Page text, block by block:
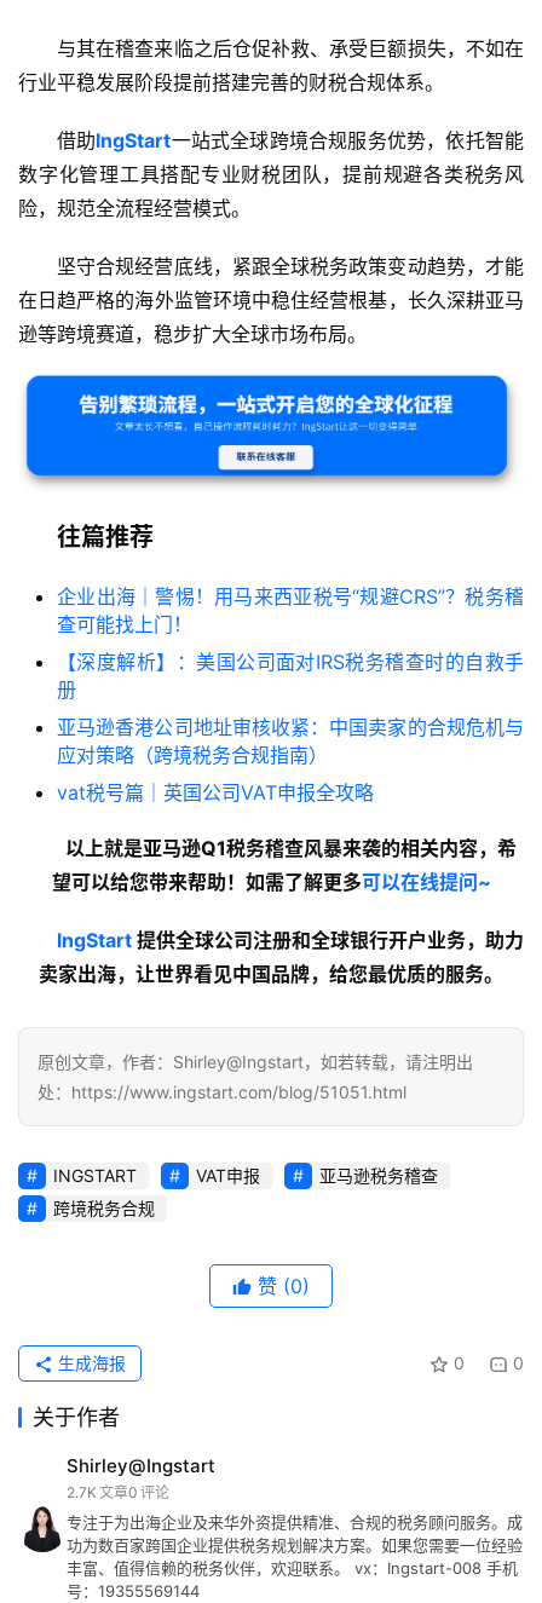
与其在稽查来临之后仓促补救、承受巨额损失，不如在
行业平稳发展阶段提前搭建完善的财税合规体系。
借助lngStart一站式全球跨境合规服务优势，依托智能
数字化管理工具搭配专业财税团队，提前规避各类税务风
险，规范全流程经营模式。
坚守合规经营底线，紧跟全球税务政策变动趋势，才能
在日趋严格的海外监管环境中稳住经营根基，长久深耕亚马
逊等跨境赛道，稳步扩大全球市场布局。
往篇推荐
企业出海｜警惕！用马来西亚税号“规避CRS”？税务稽
查可能找上门！
【深度解析】：美国公司面对IRS税务稽查时的自救手
册
亚马逊香港公司地址审核收紧：中国卖家的合规危机与
应对策略（跨境税务合规指南）
vat税号篇｜英国公司VAT申报全攻略
以上就是亚马逊Q1税务稽查风暴来袭的相关内容，希
望可以给您带来帮助！如需了解更多可以在线提问~
lngStart 提供全球公司注册和全球银行开户业务，助力
卖家出海，让世界看见中国品牌，给您最优质的服务。
原创文章，作者：Shirley@Ingstart，如若转载，请注明出
处：https://www.ingstart.com/blog/51051.html
INGSTART VAT申报
亚马逊税务稽查
跨境税务合规
赞 (0)
0 0
生成海报
关于作者
Shirley@Ingstart
2.7K 文章0 评论
专注于为出海企业及来华外资提供精准、合规的税务顾问服务。成
功为数百家跨国企业提供税务规划解决方案。如果您需要一位经验
丰富、值得信赖的税务伙伴，欢迎联系。 vx：Ingstart-008 手机
号：19355569144